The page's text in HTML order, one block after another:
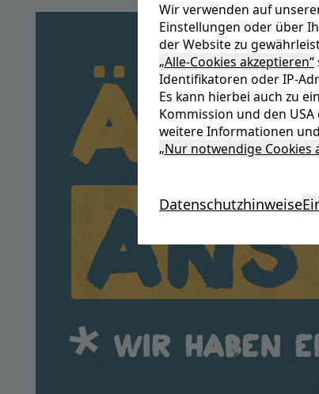
Wir verwenden auf
Einstellungen oder über
der Website zu
„Alle-Cookies akzeptieren“
Identifikatoren oder IP-
Es kann hierbei auch zu
Kommission und den
weitere Informationen
„Nur notwendige Cookies
Datenschutzhinweise
Wir haben